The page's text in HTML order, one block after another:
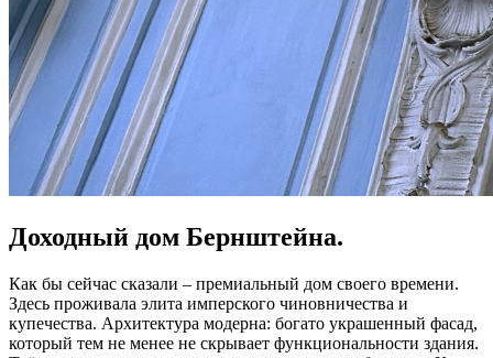
Доходный дом Бернштейна.
Как бы сейчас сказали – премиальный дом своего времени.
Здесь проживала элита имперского чиновничества и
купечества. Архитектура модерна: богато украшенный фасад,
который тем не менее не скрывает функциональности здания.